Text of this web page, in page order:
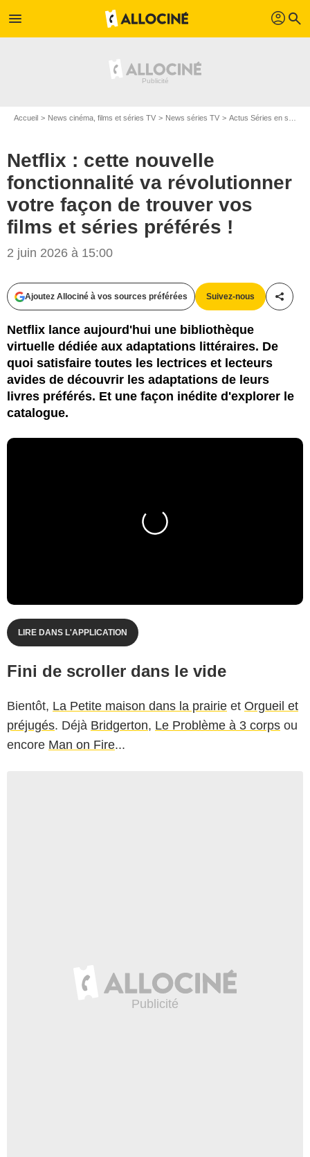
menu profil search
Accueil News cinéma, films et séries TV News séries TV Actus Séries en streaming
Netflix : cette nouvelle
fonctionnalité va révolutionner
votre façon de trouver vos
films et séries préférés !
2 juin 2026 à 15:00
Ajoutez Allociné à vos sources préférées Suivez-nous
Netflix lance aujourd'hui une bibliothèque
virtuelle dédiée aux adaptations littéraires. De
quoi satisfaire toutes les lectrices et lecteurs
avides de découvrir les adaptations de leurs
livres préférés. Et une façon inédite d'explorer le
catalogue.
LIRE DANS L'APPLICATION
Fini de scroller dans le vide
Bientôt, La Petite maison dans la prairie et Orgueil et
préjugés. Déjà Bridgerton, Le Problème à 3 corps ou
encore Man on Fire...